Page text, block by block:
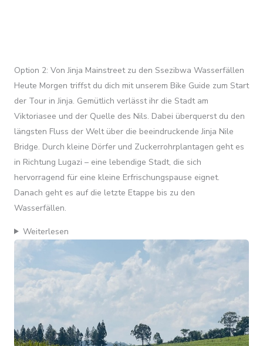
Option 2: Von Jinja Mainstreet zu den Ssezibwa Wasserfällen
Heute Morgen triffst du dich mit unserem Bike Guide zum Start
der Tour in Jinja. Gemütlich verlässt ihr die Stadt am
Viktoriasee und der Quelle des Nils. Dabei überquerst du den
längsten Fluss der Welt über die beeindruckende Jinja Nile
Bridge. Durch kleine Dörfer und Zuckerrohrplantagen geht es
in Richtung Lugazi – eine lebendige Stadt, die sich
hervorragend für eine kleine Erfrischungspause eignet.
Danach geht es auf die letzte Etappe bis zu den
Wasserfällen.
Weiterlesen